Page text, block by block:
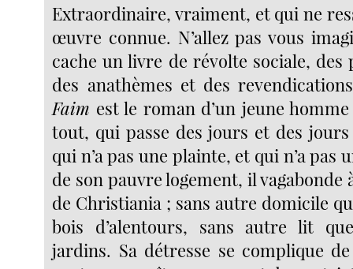
Extraordinaire, vraiment, et qui ne
œuvre connue. N’allez pas vous
cache un livre de révolte sociale, des
des anathèmes et des
Faim est le roman d’un jeune
tout, qui passe des jours et des
qui n’a pas une plainte, et qui n’a pas
de son pauvre logement, il vagabonde
de Christiania ; sans autre domicile
bois d’alentours, sans autre lit
jardins. Sa détresse se complique